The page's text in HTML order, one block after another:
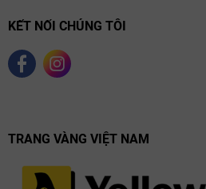
KẾT NỐI CHÚNG TÔI
TRANG VÀNG VIỆT NAM